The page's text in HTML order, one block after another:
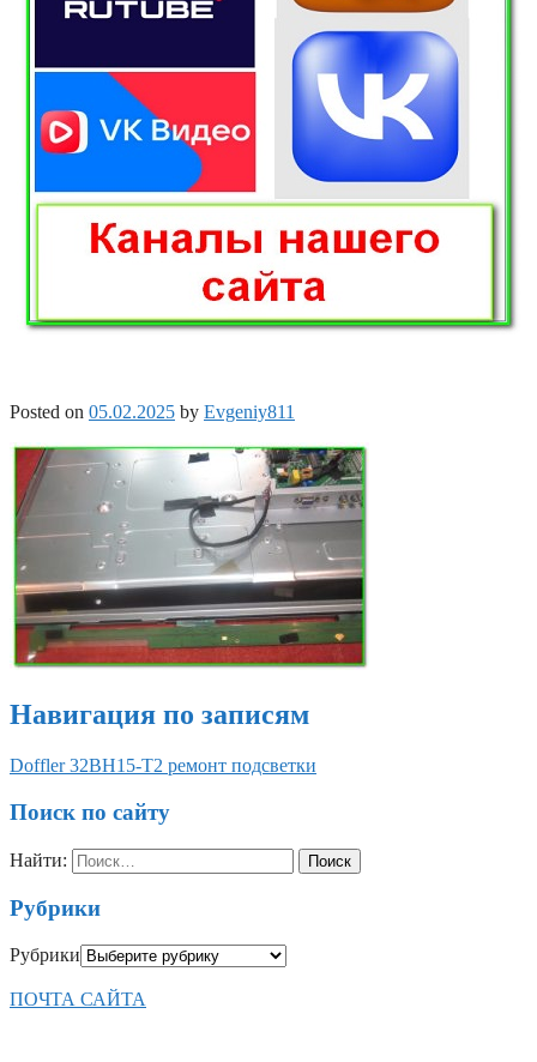
Posted on 05.02.2025 by Evgeniy811
Навигация по записям
Doffler 32BH15-T2 ремонт подсветки
Поиск по сайту
Найти:
Рубрики
Рубрики
ПОЧТА САЙТА